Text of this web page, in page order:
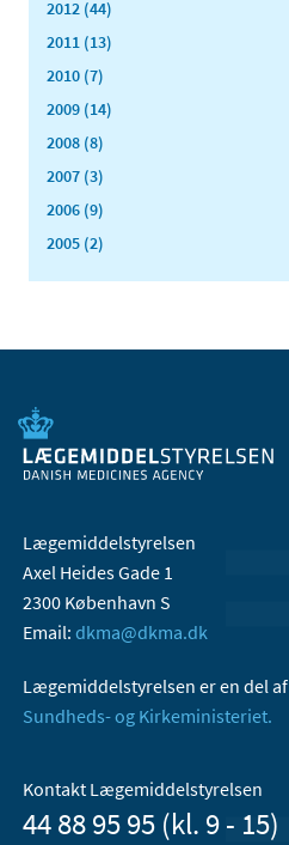
2012 (44)
2011 (13)
2010 (7)
2009 (14)
2008 (8)
2007 (3)
2006 (9)
2005 (2)
Lægemiddelstyrelsen
Axel Heides Gade 1
2300 København S
Email: dkma@dkma.dk
Lægemiddelstyrelsen er en del af
Sundheds- og Kirkeministeriet.
Kontakt Lægemiddelstyrelsen
44 88 95 95 (kl. 9 - 15)